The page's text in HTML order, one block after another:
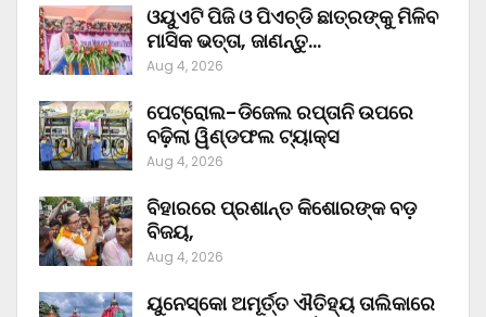
ଓୟୁଏଟି ପିଜି ଓ ପିଏଚ୍‌ଡି ଛାତ୍ରଙ୍କୁ ମିଳିବ
ମାସିକ ଭତ୍ତା, ଜାଣନ୍ତୁ…
Aug 4, 2026
ପେଟ୍ରୋଲ-ଡିଜେଲ ରପ୍ତାନି ଉପରେ
ବଢ଼ିଲା ୱିଣ୍ଡଫଲ ଟ୍ୟାକ୍ସ
Aug 4, 2026
ବିହାରରେ ପ୍ରଶାନ୍ତ କିଶୋରଙ୍କ ବଡ଼
ବିଜୟ,
Aug 4, 2026
ୟୁନେସ୍କୋ ଅମୂର୍ତ୍ତ ଐତିହ୍ୟ ତାଲିକାରେ